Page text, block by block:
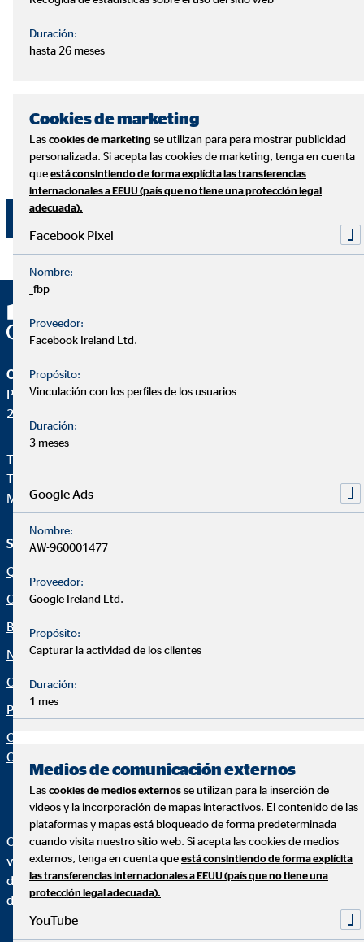
supresión, oposición, limitación al tratamiento,
portabilidad, y a no ser objeto de decisiones
Pza. Manuel Gómez Moreno, 2 8ªA, 28020 Madrid o al
correo electrónico dpo@central.ovb.es. A continuación
puede consultar información adicional y detallada sobre
nuestraPolítica de Privacidad.
Enviar
OVB Allfinanz España S.A.
Pza. Manuel Gómez Moreno, 2 8ªA
28020 Madrid
Teléfono:+34914471028
Telefax: +34 91 44710-29
Mail:ovb@central.ovb.es
Servicio e información
Quiénes Somos
Consultoría financiera
Blog
Noticias
Calculadora financiera
Protección de datos
Organization: "Datos sobre
OVB"
Netiqueta
OVB Allfinanz España, S.A. es una agencia de seguros
vinculada inscrita en el Registro administrativo de
distribuidores de seguros y reaseguros de la Dirección General
de Seguros y Fondos de Pensiones con la clave AJ0230.
Duración:
hasta 26 meses
Cookies de marketing
Las cookies de marketing se utilizan para para mostrar publicidad
personalizada. Si acepta las cookies de marketing, tenga en cuenta
que está consintiendo de forma explícita las transferencias
internacionales a EEUU (país que no tiene una protección legal
adecuada).
Facebook Pixel
Nombre:
_fbp
Proveedor:
Facebook Ireland Ltd.
Propósito:
Vinculación con los perfiles de los usuarios
Duración:
3 meses
Google Ads
Nombre:
AW-960001477
Proveedor:
Google Ireland Ltd.
Propósito:
Capturar la actividad de los clientes
Duración:
1 mes
Medios de comunicación externos
Las cookies de medios externos se utilizan para la inserción de
videos y la incorporación de mapas interactivos. El contenido de las
plataformas y mapas está bloqueado de forma predeterminada
cuando visita nuestro sitio web. Si acepta las cookies de medios
externos, tenga en cuenta que está consintiendo de forma explícita
las transferencias internacionales a EEUU (país que no tiene una
protección legal adecuada).
YouTube